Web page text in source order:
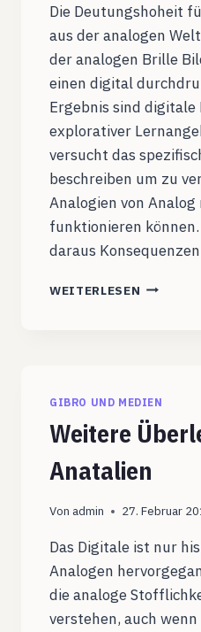
Die Deutungshoheit
aus der analogen
der analogen Brille
einen digital
Ergebnis sind
explorativer
versucht das
beschreiben um zu
Analogien von
funktionieren
daraus
WEITERLESEN ÜBER
GIBRO UND MEDIEN
Weitere
Anatalien
Von admin 27. Februar
Das Digitale ist nur
Analogen
die analoge
verstehen, auch